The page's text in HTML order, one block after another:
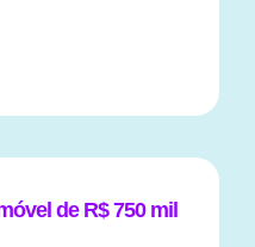
de R$ 750 mil